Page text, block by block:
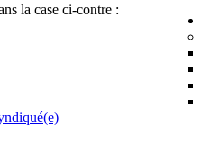
la case ci-contre :